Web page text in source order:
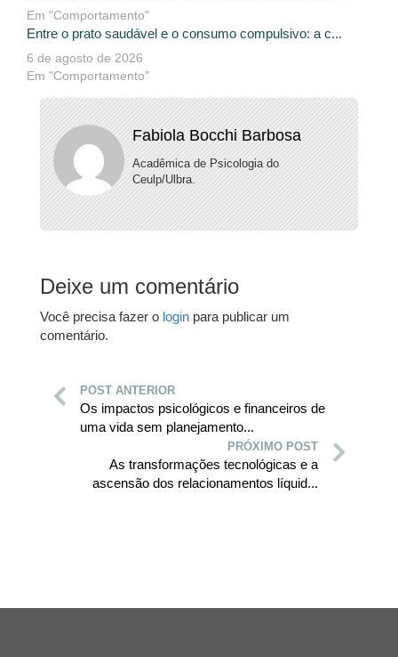
Em "Comportamento"
Entre o prato saudável e o consumo compulsivo: a c...
6 de agosto de 2026
Em "Comportamento"
Fabiola Bocchi Barbosa
Acadêmica de Psicologia do
Ceulp/Ulbra.
Deixe um comentário
Você precisa fazer o login para publicar um
comentário.
POST ANTERIOR
Os impactos psicológicos e financeiros de
uma vida sem planejamento...
PRÓXIMO POST
As transformações tecnológicas e a
ascensão dos relacionamentos líquid...